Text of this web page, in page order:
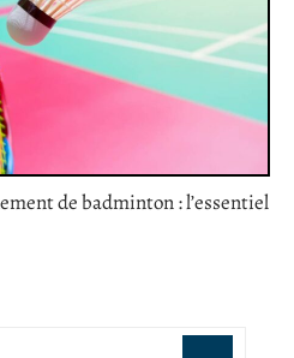
de badminton : l’essentiel